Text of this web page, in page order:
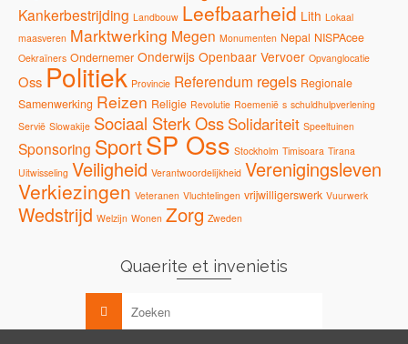
Kankerbestrijding Landbouw Leefbaarheid Lith Lokaal
maasveren Marktwerking Megen Monumenten Nepal NISPAcee
Oekraïners Ondernemer Onderwijs Openbaar Vervoer Opvanglocatie
Oss Politiek Provincie Referendum regels Regionale
Samenwerking Reizen Religie Revolutie Roemenië s schuldhulpverlening
Servië Slowakije Sociaal Sterk Oss Solidariteit Speeltuinen
Sponsoring SportSP Oss Stockholm Timisoara Tirana
Uitwisseling Veiligheid Verantwoordelijkheid Verenigingsleven
Verkiezingen Veteranen Vluchtelingen vrijwilligerswerk Vuurwerk
Wedstrijd Welzijn Wonen Zorg Zweden
Quaerite et invenietis